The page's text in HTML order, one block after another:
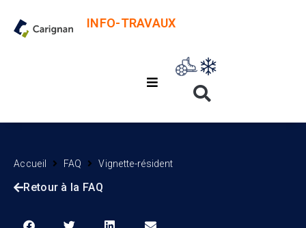
INFO-TRAVAUX
Accueil FAQ Vignette-résident
Retour à la FAQ